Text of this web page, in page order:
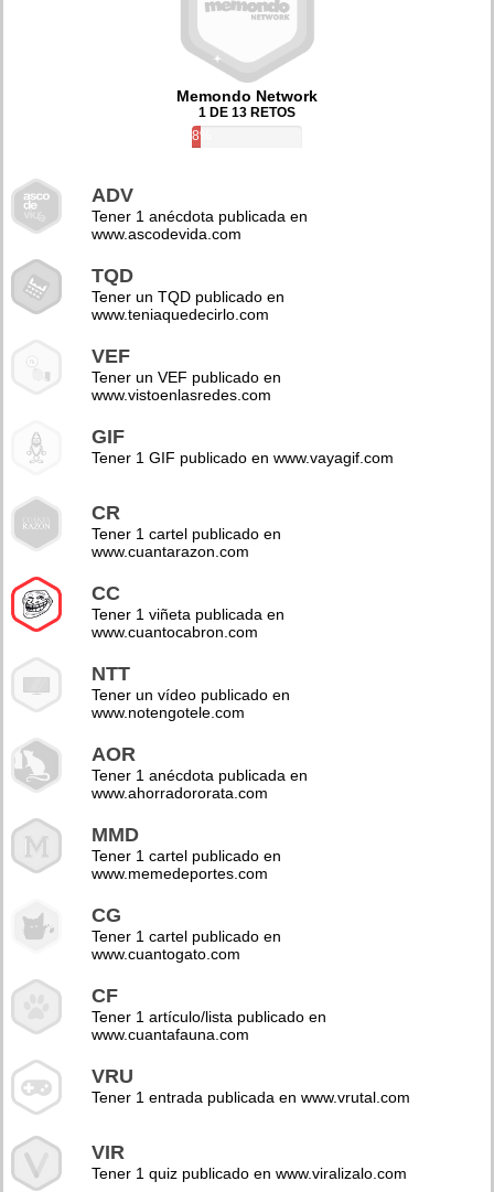
Memondo Network
1 DE 13 RETOS
8%
ADV
Tener 1 anécdota publicada en
www.ascodevida.com
TQD
Tener un TQD publicado en
www.teniaquedecirlo.com
VEF
Tener un VEF publicado en
www.vistoenlasredes.com
GIF
Tener 1 GIF publicado en www.vayagif.com
CR
Tener 1 cartel publicado en
www.cuantarazon.com
CC
Tener 1 viñeta publicada en
www.cuantocabron.com
NTT
Tener un vídeo publicado en
www.notengotele.com
AOR
Tener 1 anécdota publicada en
www.ahorradororata.com
MMD
Tener 1 cartel publicado en
www.memedeportes.com
CG
Tener 1 cartel publicado en
www.cuantogato.com
CF
Tener 1 artículo/lista publicado en
www.cuantafauna.com
VRU
Tener 1 entrada publicada en www.vrutal.com
VIR
Tener 1 quiz publicado en www.viralizalo.com